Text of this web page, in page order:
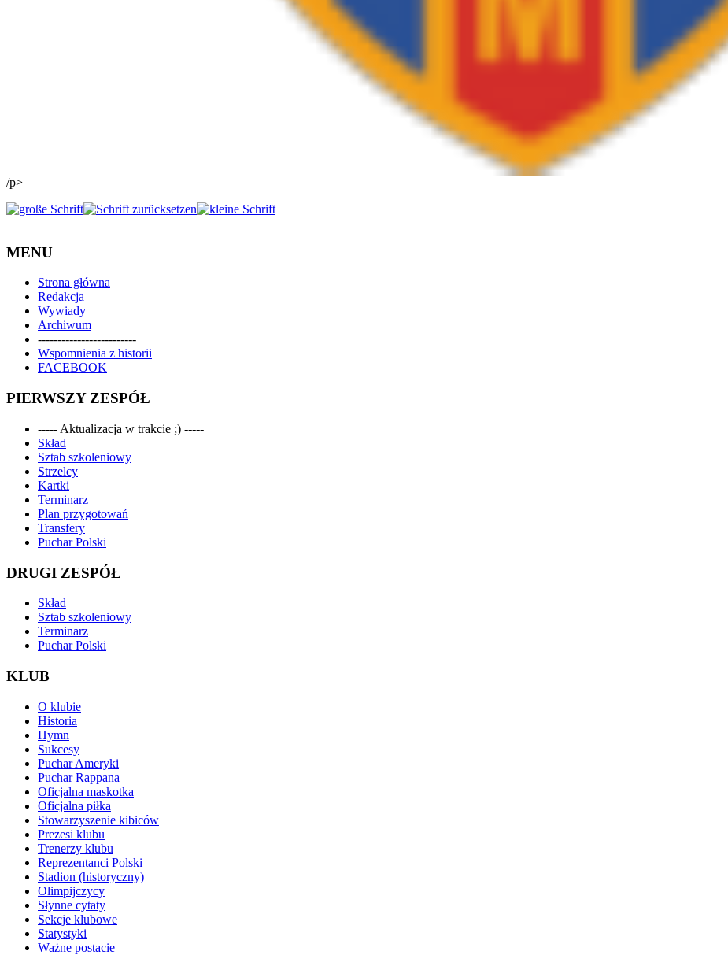
/p>
MENU
Strona główna
Redakcja
Wywiady
Archiwum
-------------------------
Wspomnienia z historii
FACEBOOK
PIERWSZY ZESPÓŁ
----- Aktualizacja w trakcie ;) -----
Skład
Sztab szkoleniowy
Strzelcy
Kartki
Terminarz
Plan przygotowań
Transfery
Puchar Polski
DRUGI ZESPÓŁ
Skład
Sztab szkoleniowy
Terminarz
Puchar Polski
KLUB
O klubie
Historia
Hymn
Sukcesy
Puchar Ameryki
Puchar Rappana
Oficjalna maskotka
Oficjalna piłka
Stowarzyszenie kibiców
Prezesi klubu
Trenerzy klubu
Reprezentanci Polski
Stadion (historyczny)
Olimpijczycy
Słynne cytaty
Sekcje klubowe
Statystyki
Ważne postacie